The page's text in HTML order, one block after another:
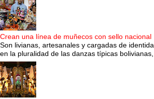
Crean una línea de muñecos con sello nacional
Son livianas, artesanales y cargadas de
en la pluralidad de las danzas típicas bolivianas,